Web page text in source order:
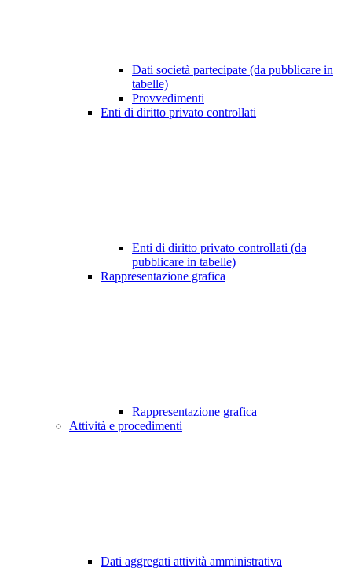
Dati società partecipate (da pubblicare in
tabelle)
Provvedimenti
Enti di diritto privato controllati
Enti di diritto privato controllati (da
pubblicare in tabelle)
Rappresentazione grafica
Rappresentazione grafica
Attività e procedimenti
Dati aggregati attività amministrativa